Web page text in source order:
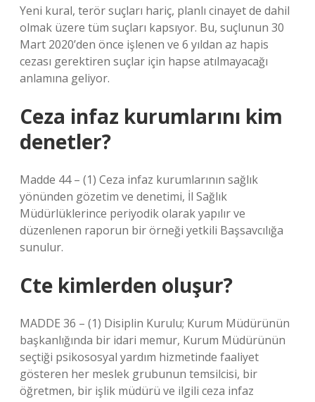
Yeni kural, terör suçları hariç, planlı cinayet de dahil
olmak üzere tüm suçları kapsıyor. Bu, suçlunun 30
Mart 2020’den önce işlenen ve 6 yıldan az hapis
cezası gerektiren suçlar için hapse atılmayacağı
anlamına geliyor.
Ceza infaz kurumlarını kim
denetler?
Madde 44 – (1) Ceza infaz kurumlarının sağlık
yönünden gözetim ve denetimi, İl Sağlık
Müdürlüklerince periyodik olarak yapılır ve
düzenlenen raporun bir örneği yetkili Başsavcılığa
sunulur.
Cte kimlerden oluşur?
MADDE 36 – (1) Disiplin Kurulu; Kurum Müdürünün
başkanlığında bir idari memur, Kurum Müdürünün
seçtiği psikososyal yardım hizmetinde faaliyet
gösteren her meslek grubunun temsilcisi, bir
öğretmen, bir işlik müdürü ve ilgili ceza infaz